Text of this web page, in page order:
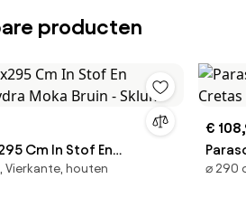
producten
Cm In Stof En
Moka Bruin - Sklum
Vierkante, houten
€
⌀ 290